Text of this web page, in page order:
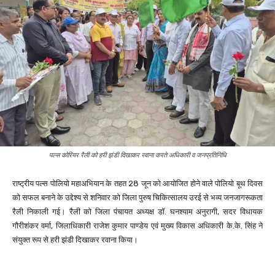
पल्स कोरियर रैली को हरी झंडी दिखाकर रवाना करते अधिकारी व जनप्रतिनिधि
राष्ट्रीय पल्स पोलियो महाअभियान के तहत 28 जून को आयोजित होने वाले पोलियो बूथ दिवस
को सफल बनाने के उद्देश्य से शनिवार को जिला पुरुष चिकित्सालय उरई से भव्य जनजागरूकता
रैली निकाली गई। रैली को जिला पंचायत अध्यक्ष डॉ. घनश्याम अनुरागी, सदर विधायक
गौरीशंकर वर्मा, जिलाधिकारी राजेश कुमार पाण्डेय एवं मुख्य विकास अधिकारी के.के. सिंह ने
संयुक्त रूप से हरी झंडी दिखाकर रवाना किया।